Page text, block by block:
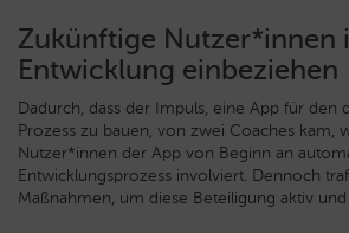
Zukünftige Nutzer*innen
Entwicklung einbeziehen
Dadurch, dass der Impuls, eine App für den
Prozess zu bauen, von zwei Coaches kam,
Nutzer*innen der App von Beginn an
Entwicklungsprozess involviert. Dennoch
Maßnahmen, um diese Beteiligung aktiv